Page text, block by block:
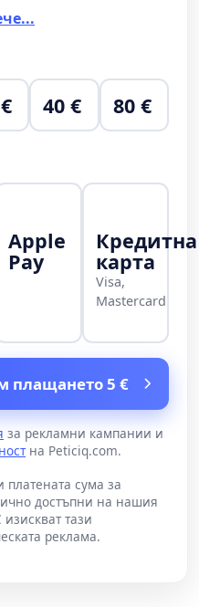
40 € 80 €
Apple
Pay
Кредитна
карта
Visa,
Mastercard
плащането 5 €
за рекламни кампании и
на Peticiq.com.
сума за
достъпни на нашия
тази
реклама.